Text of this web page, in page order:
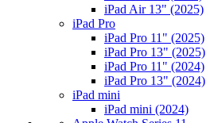
iPad Air 13" (2025)
iPad Pro
iPad Pro 11" (2025)
iPad Pro 13" (2025)
iPad Pro 11" (2024)
iPad Pro 13" (2024)
iPad mini
iPad mini (2024)